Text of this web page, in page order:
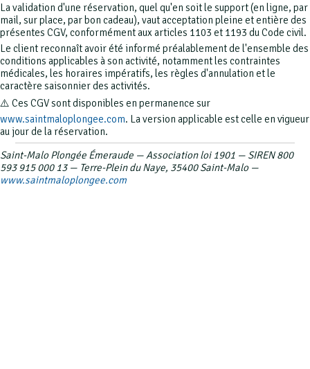
La validation d'une réservation, quel qu'en soit le support (en ligne, par
mail, sur place, par bon cadeau), vaut acceptation pleine et entière des
présentes CGV, conformément aux articles 1103 et 1193 du Code civil.
Le client reconnaît avoir été informé préalablement de l'ensemble des
conditions applicables à son activité, notamment les contraintes
médicales, les horaires impératifs, les règles d'annulation et le
caractère saisonnier des activités.
⚠️ Ces CGV sont disponibles en permanence sur
www.saintmaloplongee.com. La version applicable est celle en vigueur
au jour de la réservation.
Saint-Malo Plongée Émeraude — Association loi 1901 — SIREN 800
593 915 000 13 — Terre-Plein du Naye, 35400 Saint-Malo —
www.saintmaloplongee.com